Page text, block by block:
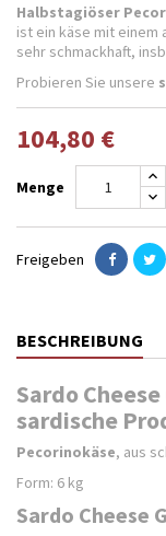
Halbstagiöser
ist ein käse mit einem
sehr schmackhaft,
Probieren Sie unsere
104,80 €
Menge
Freigeben
BESCHREIBUNG
Sardo
sardische
Pecorinokäse, aus
Form: 6 kg
Sardo Cheese